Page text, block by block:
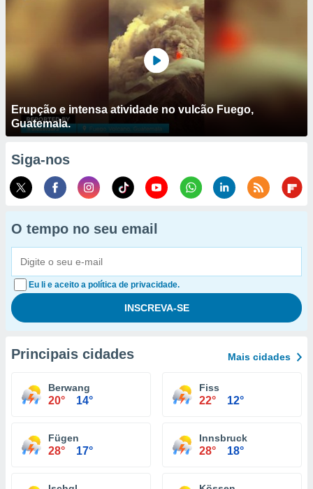
Erupção e intensa atividade no vulcão Fuego,
Guatemala.
Siga-nos
O tempo no seu email
Eu li e aceito a política de privacidade.
Principais cidades Mais cidades
Berwang
20° 14°
Fiss
22° 12°
Fügen
28° 17°
Innsbruck
28° 18°